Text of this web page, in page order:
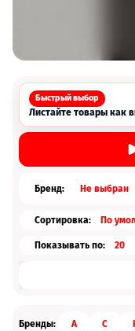
Быстрый выбор
Листайте товары как
Бренд: Не выбран
Сортировка:
Показывать по:
Бренды: A C